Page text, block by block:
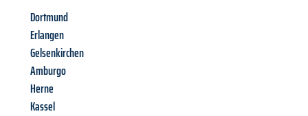
Dortmund
Erlangen
Gelsenkirchen
Amburgo
Herne
Kassel